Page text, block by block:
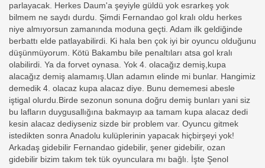
parlayacak. Herkes Daum'a şeyiyle güldü yok esrarkeş yok
bilmem ne saydı durdu. Şimdi Fernandao gol kralı oldu herkes
niye almıyorsun zamanında moduna geçti. Adam ilk geldiğinde
berbattı elde patlayabilirdi. Ki hala ben çok iyi bir oyuncu olduğunu
düşünmüyorum. Kötü Bakambu bile penaltıları atsa gol kralı
olabilirdi. Ya da forvet oynasa. Yok 4. olacağız demiş,kupa
alacağız demiş alamamış.Ulan adamın elinde mi bunlar. Hangimiz
demedik 4. olacaz kupa alacaz diye. Bunu dememesi abesle
iştigal olurdu.Birde sezonun sonuna doğru demiş bunları yani siz
bu lafların duygusallığına bakmayıp aa tamam kupa alacaz dedi
kesin alacaz dediyseniz sizde bir problem var. Oyuncu gitmek
istedikten sonra Anadolu kulüplerinin yapacak hiçbirşeyi yok!
Arkadaş gidebilir Fernandao gidebilir, şener gidebilir, ozan
gidebilir bizim takım tek tük oyunculara mı bağlı. İşte Şenol